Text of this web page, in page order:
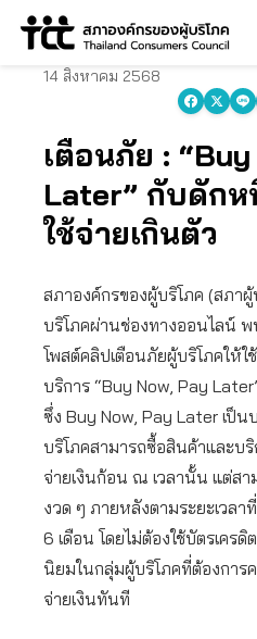
Skip
14 สิงหาคม 2568
เตือนภัย :
Later” กับดักห
ใช้จ่ายเกินตัว
สภาองค์กรของผู้บริโภค (สภา
บริโภคผ่านช่องทางออนไลน์ พ
โพสต์คลิปเตือนภัยผู้บริโภคให้ใ
บริการ “Buy Now, Pay
ซึ่ง Buy Now, Pay Later เป็น
บริโภคสามารถซื้อสินค้าและบ
จ่ายเงินก้อน ณ เวลานั้น แต่สา
งวด ๆ ภายหลังตามระยะเวล
6 เดือน โดยไม่ต้องใช้บัตรเคร
นิยมในกลุ่มผู้บริโภคที่ต้องการ
จ่ายเงินทันที